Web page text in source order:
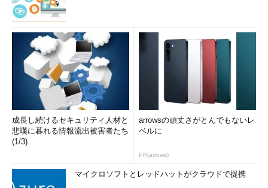
成長し続けるセキュリティ人材と
悲嘆に暮れる情報流出被害者たち
(1/3)
arrowsの頑丈さがとんでもないレ
ベルに
PR(arrows)
マイクロソフトとレッドハットがクラウドで提携